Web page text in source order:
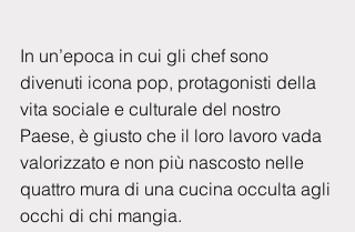
In un’epoca in cui gli chef sono
divenuti icona pop, protagonisti della
vita sociale e culturale del nostro
Paese, è giusto che il loro lavoro vada
valorizzato e non più nascosto nelle
quattro mura di una cucina occulta agli
occhi di chi mangia.